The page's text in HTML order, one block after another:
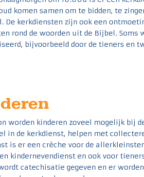
komen samen om te bidden, te
De kerkdiensten zijn ook een
rond de woorden uit de Bijbel. Soms
bijvoorbeeld door de tieners en
worden kinderen zoveel mogelijk bij
in de kerkdienst, helpen met
is er een crèche voor de
kindernevendienst en ook voor
catechisatie gegeven en er